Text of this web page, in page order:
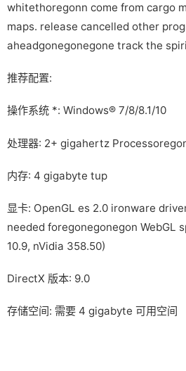
whitethoregonn come from cargo
maps. release cancelled other
aheadgonegonegone track the
推荐配置:
操作系统 *: Windows® 7/8/8.1/10
处理器: 2+ gigahertz
内存: 4 gigabyte tup
显卡: OpenGL es 2.0 ironware
needed foregonegonegon WebGL
10.9, nVidia 358.50)
DirectX 版本: 9.0
存储空间: 需要 4 gigabyte 可用空间